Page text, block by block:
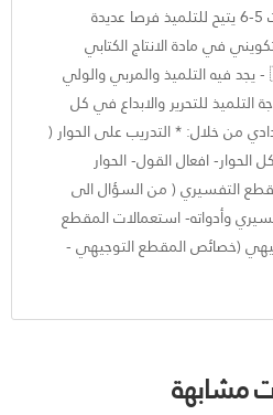
: كتاب موجه لتلاميذ السنوات 5-6 يتيح للتلميذ فرصا عديدة
في مادة الانتاج الكتابي
مطابق للبؤامج الرسمية 🇹🇳 - يجد فيه التلميذ والمربي والولي
التلميذ للتحرير والابداع في كل
من خلال: * التدريب على الحوار (
افعال القول- الحوار
التفسيري ( من السؤال الى
وأدواته- استعمالات المقطع
(خصائص المقطع التوجيهي -
مشابهة